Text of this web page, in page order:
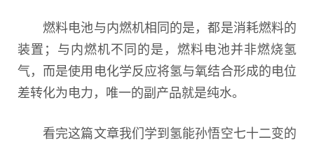
燃料电池与内燃机相同的是，都是消耗燃料的
装置；与内燃机不同的是，燃料电池并非燃烧氢
气，而是使用电化学反应将氢与氧结合形成的电位
差转化为电力，唯一的副产品就是纯水。
看完这篇文章我们学到氢能孙悟空七十二变的